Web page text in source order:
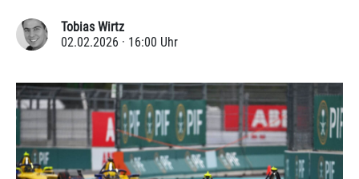
Tobias Wirtz
02.02.2026 · 16:00 Uhr